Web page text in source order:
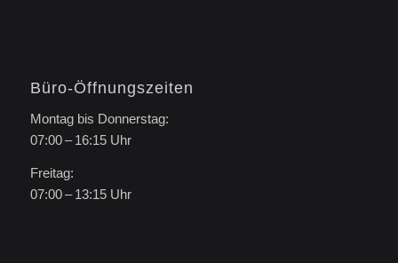
Büro-Öffnungszeiten
Montag bis Donnerstag:
07:00 – 16:15 Uhr
Freitag:
07:00 – 13:15 Uhr